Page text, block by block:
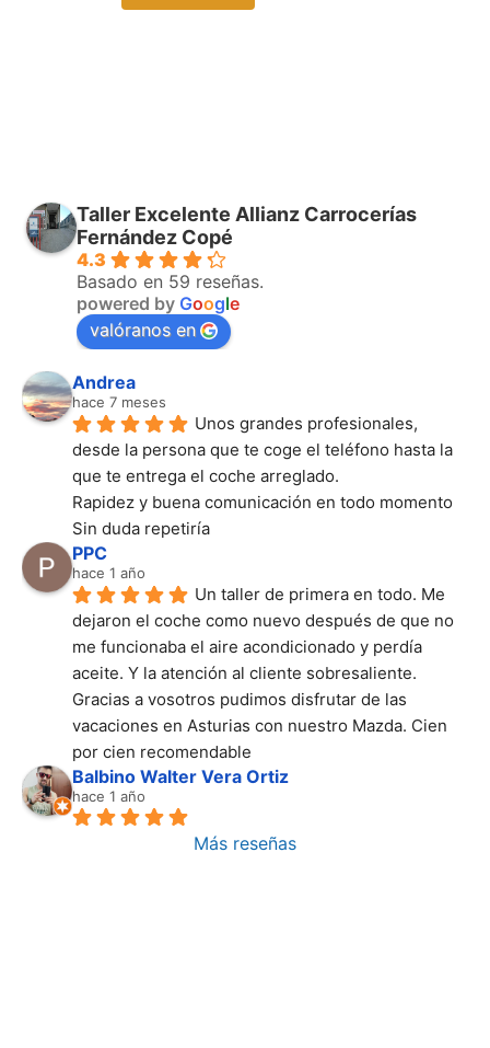
Taller Excelente Allianz Carrocerías
Fernández Copé
4.3
Basado en 59 reseñas.
powered by Google
valóranos en
Andrea
hace 7 meses
Unos grandes profesionales,
desde la persona que te coge el teléfono hasta la
que te entrega el coche arreglado.
Rapidez y buena comunicación en todo momento
Sin duda repetiría
PPC
hace 1 año
Un taller de primera en todo. Me
dejaron el coche como nuevo después de que no
me funcionaba el aire acondicionado y perdía
aceite. Y la atención al cliente sobresaliente.
Gracias a vosotros pudimos disfrutar de las
vacaciones en Asturias con nuestro Mazda. Cien
por cien recomendable
Balbino Walter Vera Ortiz
hace 1 año
Más reseñas